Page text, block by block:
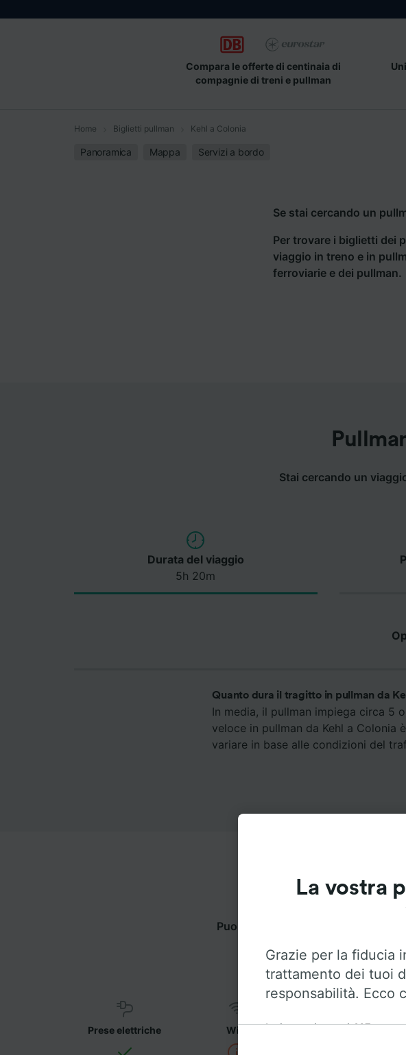
Compara le offerte di centinaia di
compagnie di treni e pullman
Home Biglietti pullman Kehl a Colonia
Panoramica Mappa Servizi a bordo
Se stai cercando un
Per trovare i biglietti dei
viaggio in treno e in
ferroviarie e dei pullman.
Stai cercando un
Durata del viaggio
5h 20m
Quanto dura il tragitto in pullman da
In media, il pullman impiega circa 5
veloce in pullman da Kehl a
variare in base alle condizioni del
Puoi viaggiare da Kehl a Colonia
Prese elettriche WiFi
La vostra
Grazie per la fiducia
trattamento dei tuoi
responsabilità. Ecco
Insieme ai nostri115
sul dispositivo